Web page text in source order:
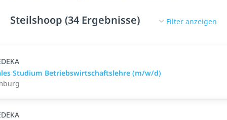
Steilshoop (34 Ergebnisse) Filter anzeigen
Studium Betriebswirtschaftslehre (m/w/d)